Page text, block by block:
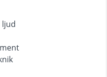
ljud